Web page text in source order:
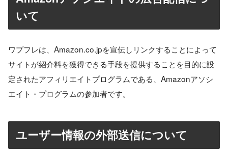
いて
ワプフレは、Amazon.co.jpを宣伝しリンクすることによって
サイトが紹介料を獲得できる手段を提供することを目的に設
定されたアフィリエイトプログラムである、Amazonアソシ
エイト・プログラムの参加者です。
ユーザー情報の外部送信について